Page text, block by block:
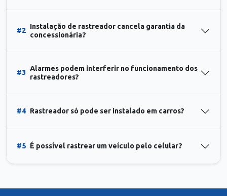
#2
Instalação de rastreador cancela garantia da
concessionária?
#3
Alarmes podem interferir no funcionamento dos
rastreadores?
#4 Rastreador só pode ser instalado em carros?
#5 É possível rastrear um veículo pelo celular?